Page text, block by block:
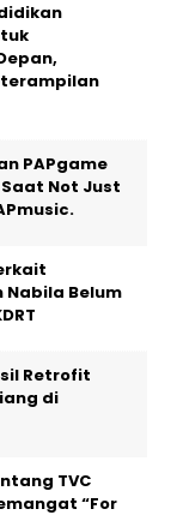
PAPgame
Not Just
Nabila Belum
Retrofit
di
TVC
“For